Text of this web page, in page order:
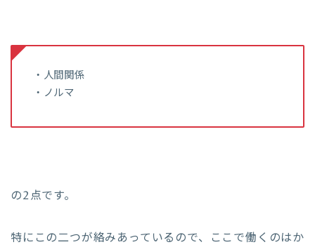
・人間関係
・ノルマ
の2点です。
特にこの二つが絡みあっているので、ここで働くのはか